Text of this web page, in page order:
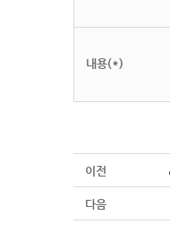
내용(*)
이전
다음